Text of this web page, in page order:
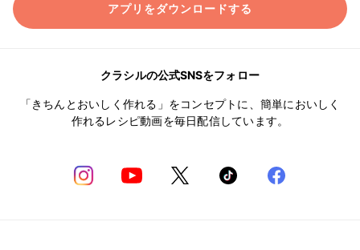
アプリをダウンロードする
クラシルの公式SNSをフォロー
「きちんとおいしく作れる」をコンセプトに、簡単においしく
作れるレシピ動画を毎日配信しています。